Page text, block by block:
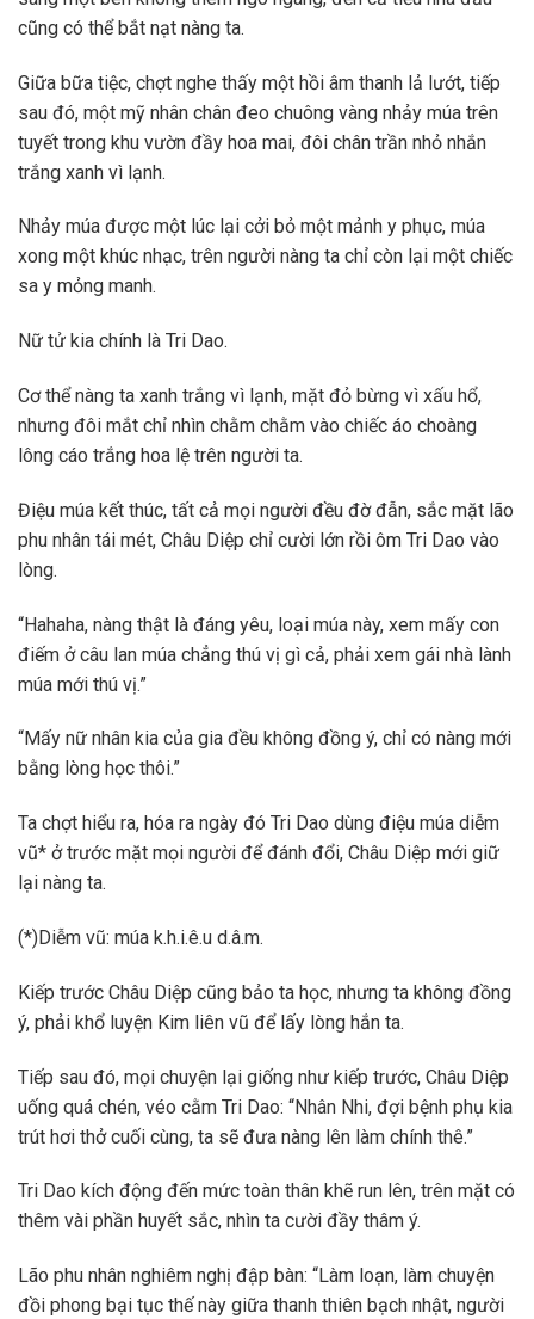
cũng có thể bắt nạt nàng ta.
Giữa bữa tiệc, chợt nghe thấy một hồi âm thanh lả lướt, tiếp
sau đó, một mỹ nhân chân đeo chuông vàng nhảy múa trên
tuyết trong khu vườn đầy hoa mai, đôi chân trần nhỏ nhắn
trắng xanh vì lạnh.
Nhảy múa được một lúc lại cởi bỏ một mảnh y phục, múa
xong một khúc nhạc, trên người nàng ta chỉ còn lại một chiếc
sa y mỏng manh.
Nữ tử kia chính là Tri Dao.
Cơ thể nàng ta xanh trắng vì lạnh, mặt đỏ bừng vì xấu hổ,
nhưng đôi mắt chỉ nhìn chằm chằm vào chiếc áo choàng
lông cáo trắng hoa lệ trên người ta.
Điệu múa kết thúc, tất cả mọi người đều đờ đẫn, sắc mặt lão
phu nhân tái mét, Châu Diệp chỉ cười lớn rồi ôm Tri Dao vào
lòng.
“Hahaha, nàng thật là đáng yêu, loại múa này, xem mấy con
điếm ở câu lan múa chẳng thú vị gì cả, phải xem gái nhà lành
múa mới thú vị.”
“Mấy nữ nhân kia của gia đều không đồng ý, chỉ có nàng mới
bằng lòng học thôi.”
Ta chợt hiểu ra, hóa ra ngày đó Tri Dao dùng điệu múa diễm
vũ* ở trước mặt mọi người để đánh đổi, Châu Diệp mới giữ
lại nàng ta.
(*)Diễm vũ: múa k.h.i.ê.u d.â.m.
Kiếp trước Châu Diệp cũng bảo ta học, nhưng ta không đồng
ý, phải khổ luyện Kim liên vũ để lấy lòng hắn ta.
Tiếp sau đó, mọi chuyện lại giống như kiếp trước, Châu Diệp
uống quá chén, véo cằm Tri Dao: “Nhân Nhi, đợi bệnh phụ kia
trút hơi thở cuối cùng, ta sẽ đưa nàng lên làm chính thê.”
Tri Dao kích động đến mức toàn thân khẽ run lên, trên mặt có
thêm vài phần huyết sắc, nhìn ta cười đầy thâm ý.
Lão phu nhân nghiêm nghị đập bàn: “Làm loạn, làm chuyện
đồi phong bại tục thế này giữa thanh thiên bạch nhật, người